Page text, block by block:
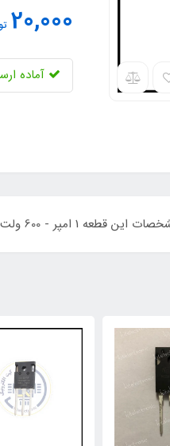
20,000
آماده